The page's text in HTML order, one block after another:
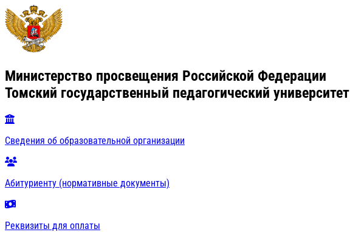
Министерство просвещения Российской Федерации
Томский государственный педагогический университет
Сведения об образовательной организации
Абитуриенту (нормативные документы)
Реквизиты для оплаты